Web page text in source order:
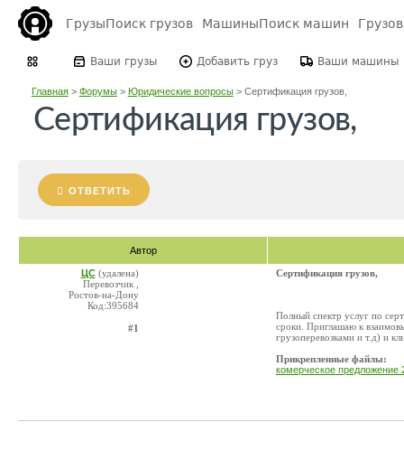
ГрузыПоиск грузов МашиныПоиск машин
Ваши грузы Добавить груз Ваши машины
Главная> Форумы> Юридические вопросы> Сертификация грузов,
Сертификация грузов,
ОТВЕТИТЬ
Автор
ЦС (удалена)
Перевозчик ,
Ростов-на-Дону
Код:395684
#1
Сертификация грузов,
Полный спектр услуг по
сроки. Приглашаю к
грузоперевозками и т.д) и
Прикрепленные файлы:
комерческое предложение